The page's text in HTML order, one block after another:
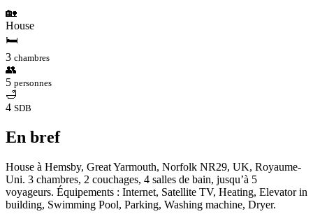
🏡
House
🛏
3 chambres
👥
5 personnes
🛁
4 SDB
En bref
House à Hemsby, Great Yarmouth, Norfolk NR29, UK, Royaume-
Uni. 3 chambres, 2 couchages, 4 salles de bain, jusqu’à 5
voyageurs. Équipements : Internet, Satellite TV, Heating, Elevator in
building, Swimming Pool, Parking, Washing machine, Dryer.